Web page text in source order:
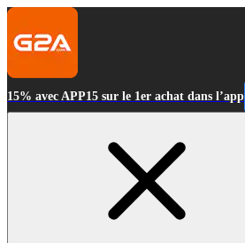
15% avec APP15 sur le 1er achat dans l’app